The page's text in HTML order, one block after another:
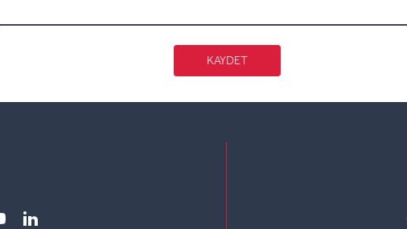
KAYDET